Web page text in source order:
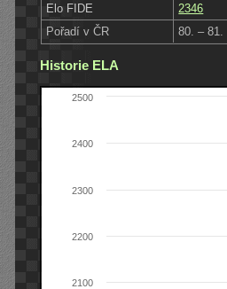
Elo FIDE
2346
Pořadí v ČR
80. – 81.
Historie ELA
2100
2200
2300
2400
2500